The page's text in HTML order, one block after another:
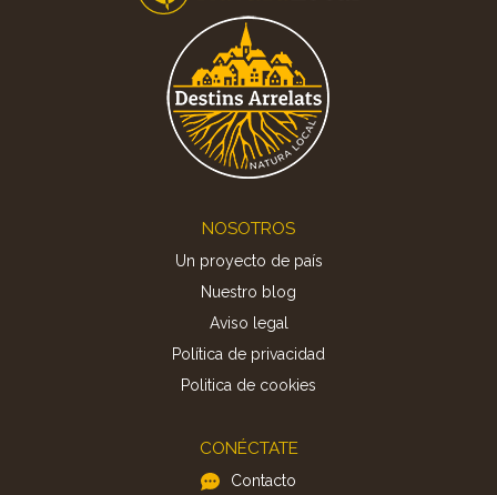
NOSOTROS
Un proyecto de país
Nuestro blog
Aviso legal
Política de privacidad
Politica de cookies
CONÉCTATE
Contacto